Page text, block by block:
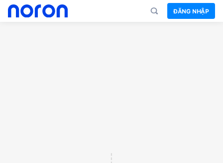
ĐĂNG NHẬP